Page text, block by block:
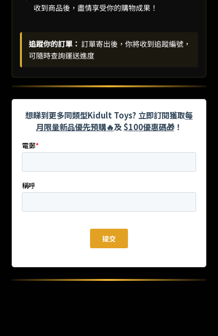
收到商品後，盡情享受你的購物成果！
追蹤你的訂單： 訂單寄出後，你將收到追蹤編號，
可隨時查詢運送進度